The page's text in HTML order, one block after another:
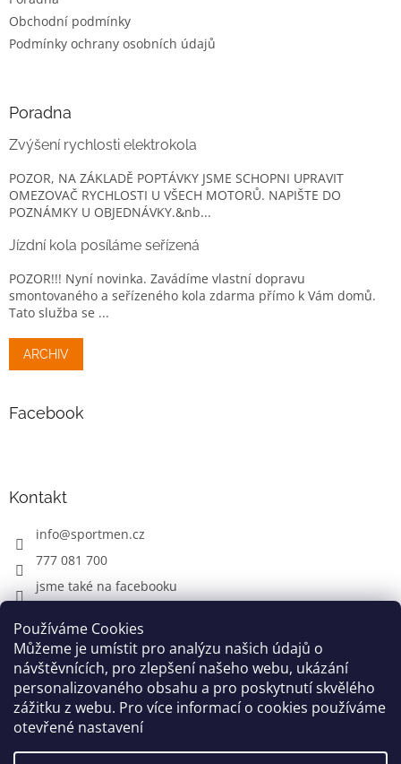
Používáme Cookies
Můžeme je umístit pro analýzu našich údajů o
návštěvnících, pro zlepšení našeho webu, ukázání
personalizovaného obsahu a pro poskytnutí skvělého
zážitku z webu. Pro více informací o cookies používáme
otevřené nastavení
Obchodní podmínky
Podmínky ochrany osobních údajů
Poradna
Zvýšení rychlosti elektrokola
POZOR, NA ZÁKLADĚ POPTÁVKY JSME SCHOPNI UPRAVIT
OMEZOVAČ RYCHLOSTI U VŠECH MOTORŮ. NAPIŠTE DO
POZNÁMKY U OBJEDNÁVKY.&nb...
Jízdní kola posíláme seřízená
POZOR!!! Nyní novinka. Zavádíme vlastní dopravu
smontovaného a seřízeného kola zdarma přímo k Vám domů.
Tato služba se ...
ARCHIV
Facebook
Kontakt
info@sportmen.cz
777 081 700
jsme také na facebooku
CYKLO OBLEČENÍ